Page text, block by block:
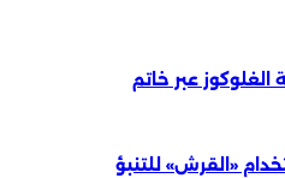
الغلوكوز عبر خاتم
«القرش» للتنبؤ